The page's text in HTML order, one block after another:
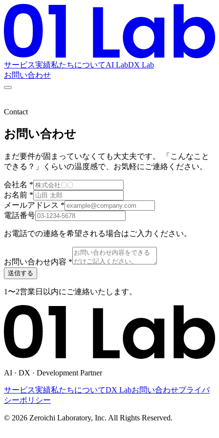
サービス実績私たちについてAI LabDX Lab
お問い合わせ
Contact
お問い合わせ
まだ要件が固まっていなくても大丈夫です。 「こんなこと
できる？」くらいの温度感で、お気軽にご連絡ください。
会社名 *
お名前 *
メールアドレス *
電話番号
お電話での連絡を希望される場合はご入力ください。
お問い合わせ内容 *
送信する
1〜2営業日以内にご連絡いたします。
AI · DX · Development Partner
サービス実績私たちについてDX Labお問い合わせプライバ
シーポリシー
© 2026 Zeroichi Laboratory, Inc. All Rights Reserved.